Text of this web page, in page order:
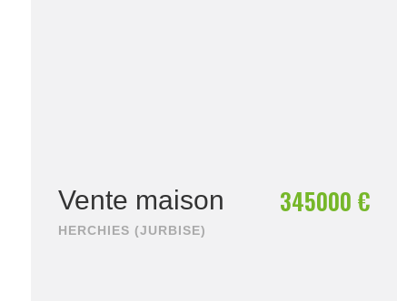
Vente maison
HERCHIES (JURBISE)
345000 €